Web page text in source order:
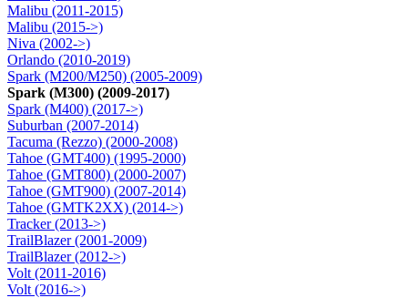
Malibu (2011-2015)
Malibu (2015->)
Niva (2002->)
Orlando (2010-2019)
Spark (M200/M250) (2005-2009)
Spark (M300) (2009-2017)
Spark (M400) (2017->)
Suburban (2007-2014)
Tacuma (Rezzo) (2000-2008)
Tahoe (GMT400) (1995-2000)
Tahoe (GMT800) (2000-2007)
Tahoe (GMT900) (2007-2014)
Tahoe (GMTK2XX) (2014->)
Tracker (2013->)
TrailBlazer (2001-2009)
TrailBlazer (2012->)
Volt (2011-2016)
Volt (2016->)